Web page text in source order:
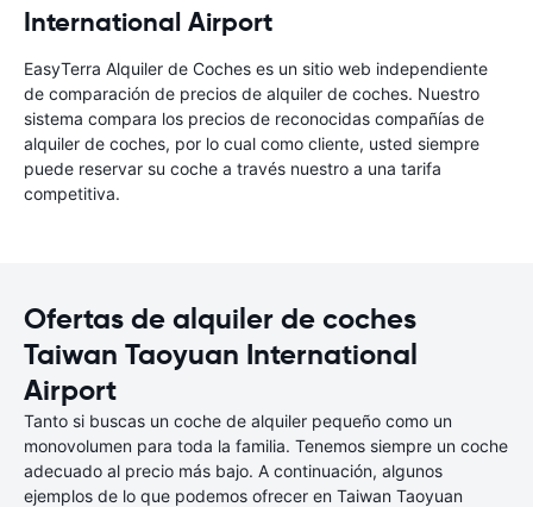
International Airport
EasyTerra Alquiler de Coches es un sitio web independiente
de comparación de precios de alquiler de coches. Nuestro
sistema compara los precios de reconocidas compañías de
alquiler de coches, por lo cual como cliente, usted siempre
puede reservar su coche a través nuestro a una tarifa
competitiva.
Ofertas de alquiler de coches
Taiwan Taoyuan International
Airport
Tanto si buscas un coche de alquiler pequeño como un
monovolumen para toda la familia. Tenemos siempre un coche
adecuado al precio más bajo. A continuación, algunos
ejemplos de lo que podemos ofrecer en Taiwan Taoyuan